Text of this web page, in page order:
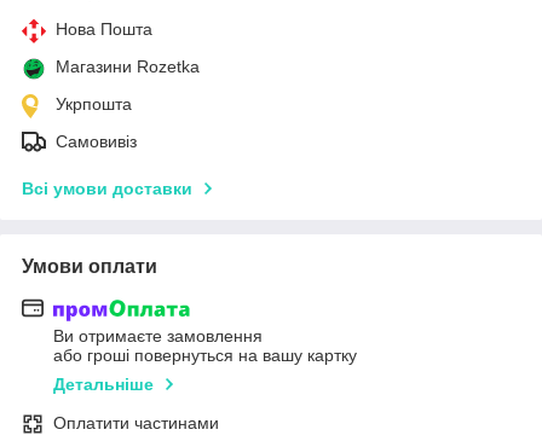
Нова Пошта
Магазини Rozetka
Укрпошта
Самовивіз
Всі умови доставки
Умови оплати
Ви отримаєте замовлення
або гроші повернуться на вашу картку
Детальніше
Оплатити частинами